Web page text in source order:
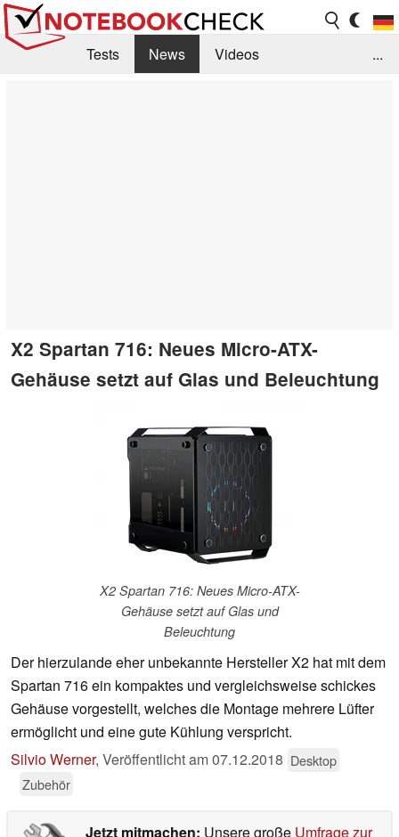
Tests News
Videos
...
X2 Spartan 716: Neues Micro-ATX-
Gehäuse setzt auf Glas und Beleuchtung
X2 Spartan 716: Neues Micro-ATX-
Gehäuse setzt auf Glas und
Beleuchtung
Der hierzulande eher unbekannte Hersteller X2 hat mit dem
Spartan 716 ein kompaktes und vergleichsweise schickes
Gehäuse vorgestellt, welches die Montage mehrere Lüfter
ermöglicht und eine gute Kühlung verspricht.
Silvio Werner, Veröffentlicht am07.12.2018 Desktop
Zubehör
Jetzt mitmachen: Unsere große Umfrage zur